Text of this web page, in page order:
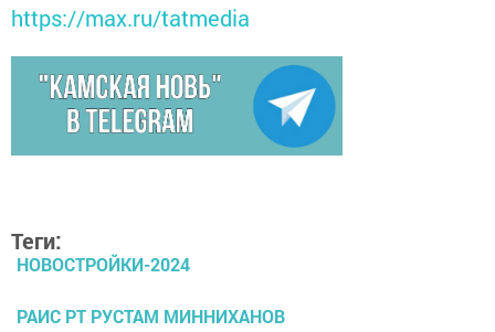
https://max.ru/tatmedia
Теги:
НОВОСТРОЙКИ-2024
РАИС РТ РУСТАМ МИННИХАНОВ